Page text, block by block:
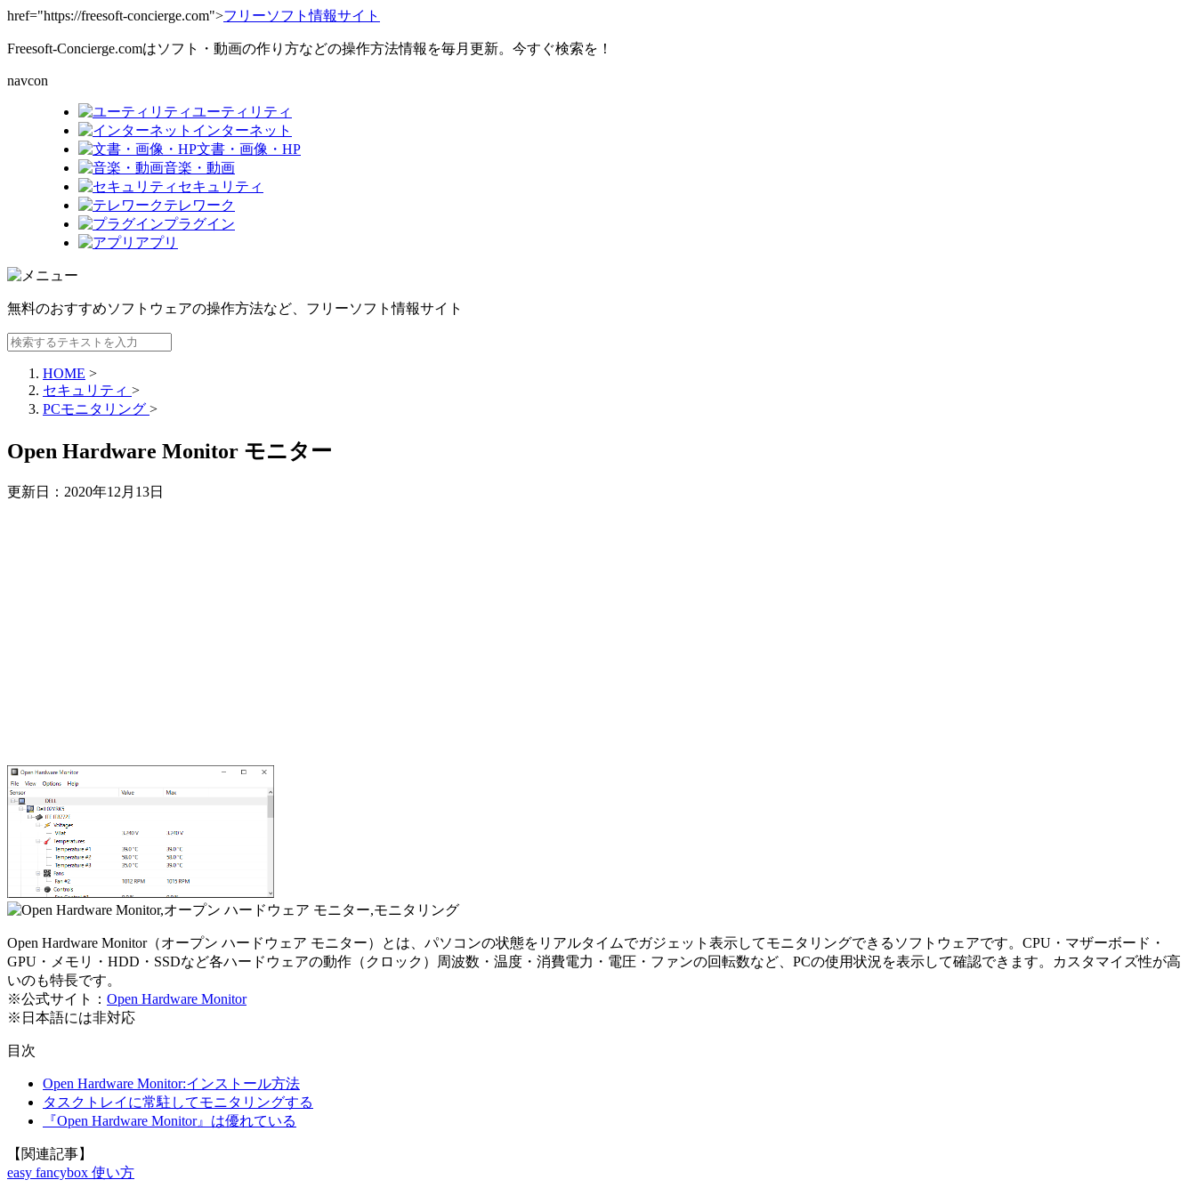
href="https://freesoft-concierge.com">フリーソフト情報サイト
Freesoft-Concierge.comはソフト・動画の作り方などの操作方法情報を毎月更新。今すぐ検索を！
navcon
ユーティリティ
インターネット
文書・画像・HP
音楽・動画
セキュリティ
テレワーク
プラグイン
アプリ
無料のおすすめソフトウェアの操作方法など、 フリーソフト情報サイト
HOME >
セキュリティ >
PCモニタリング >
Open Hardware Monitor モニター
更新日： 2020年12月13日
Open Hardware Monitor（オープン ハードウェア モニター）とは、パソコンの状態をリアルタイムでガジェット表示してモニタリングできるソフトウェアです。CPU・マザーボード・
GPU・メモリ・HDD・SSDなど各ハードウェアの動作（クロック）周波数・温度・消費電力・電圧・ファンの回転数など、PCの使用状況を表示して確認できます。カスタマイズ性が高
いのも特長です。
※公式サイト： Open Hardware Monitor
※日本語には非対応
目次
Open Hardware Monitor:インストール方法
タスクトレイに常駐してモニタリングする
『Open Hardware Monitor』は優れている
【関連記事】
easy fancybox 使い方